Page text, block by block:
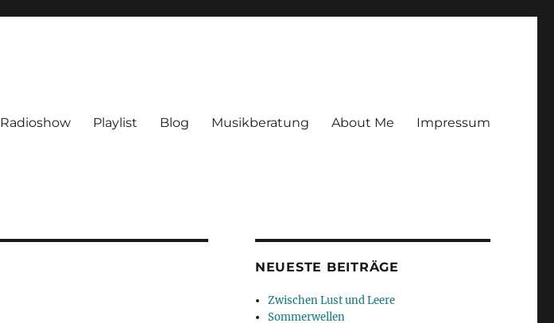
Radioshow Playlist Blog Musikberatung About Me Impressum
NEUESTE BEITRÄGE
Zwischen Lust und Leere
Sommerwellen